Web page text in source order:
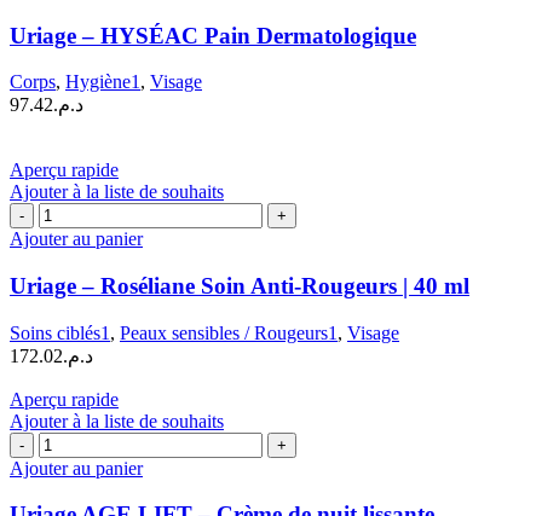
–
HYSÉAC
Pain
Dermatologique
Uriage – HYSÉAC Pain Dermatologique
Corps, Hygiène1 , Visage
د.م.97.42
Aperçu rapide
Ajouter à la liste de souhaits
quantité
de
–
Roséliane
Anti-
Rougeurs
40
ml
Ajouter au panier
Uriage – Roséliane Soin Anti-Rougeurs | 40 ml
Soins ciblés1 , Peaux sensibles / Rougeurs1 , Visage
د.م.172.02
Aperçu rapide
Ajouter à la liste de souhaits
quantité
de
AGE
Ajouter au panier